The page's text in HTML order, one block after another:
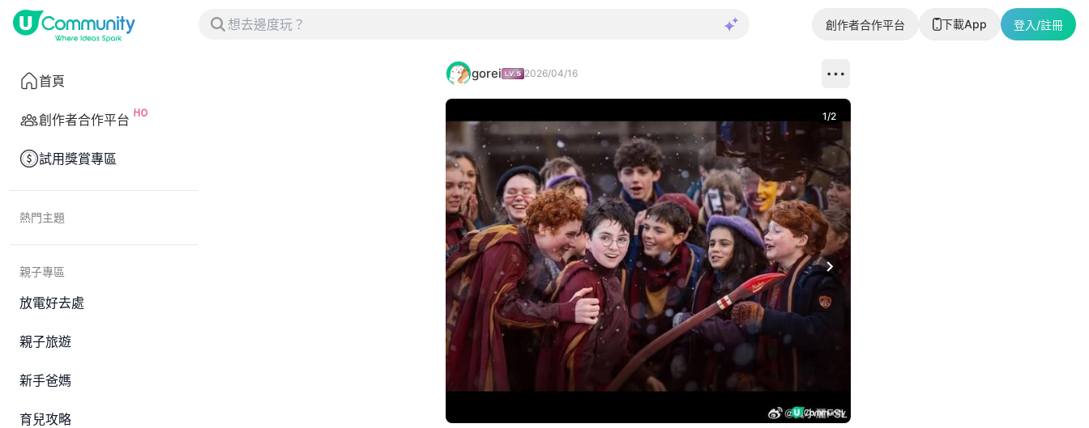
創作者合作平台 下載App 登入/註冊
首頁
創作者合作平台
試用獎賞專區
熱門主題
親子專區
放電好去處
親子旅遊
新手爸媽
育兒攻略
gorei 2026/04/16
Next slide
1/2